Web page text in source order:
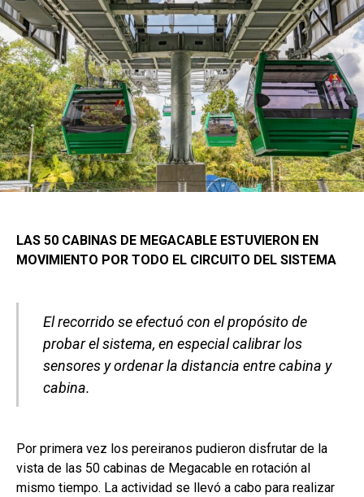
LAS 50 CABINAS DE MEGACABLE ESTUVIERON EN
MOVIMIENTO POR TODO EL CIRCUITO DEL SISTEMA
El recorrido se efectuó con el propósito de
probar el sistema, en especial calibrar los
sensores y ordenar la distancia entre cabina y
cabina.
Por primera vez los pereiranos pudieron disfrutar de la
vista de las 50 cabinas de Megacable en rotación al
mismo tiempo. La actividad se llevó a cabo para realizar